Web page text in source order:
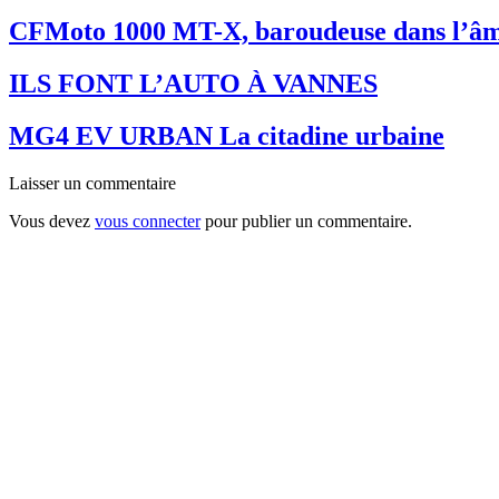
CFMoto 1000 MT-X, baroudeuse dans
ILS FONT L’AUTO À VANNES
MG4 EV URBAN La citadine urbaine
Laisser un commentaire
Vous devez vous connecterpour publier un commentaire.